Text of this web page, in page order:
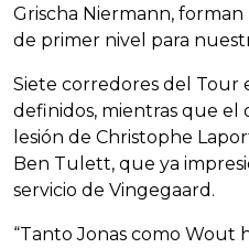
Grischa Niermann,
de primer nivel para
Siete corredores del Tour
definidos, mientras que el
lesión de Christophe
Ben Tulett, que ya
servicio de Vingegaard.
“Tanto Jonas como Wout